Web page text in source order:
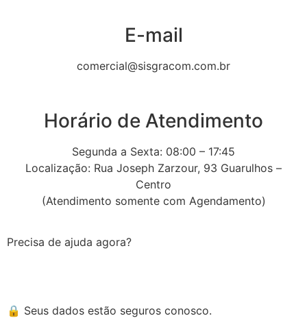
E-mail
comercial@sisgracom.com.br
Horário de Atendimento
Segunda a Sexta: 08:00 – 17:45
Localização: Rua Joseph Zarzour, 93 Guarulhos –
Centro
(Atendimento somente com Agendamento)
Precisa de ajuda agora?
🔒 Seus dados estão seguros conosco.